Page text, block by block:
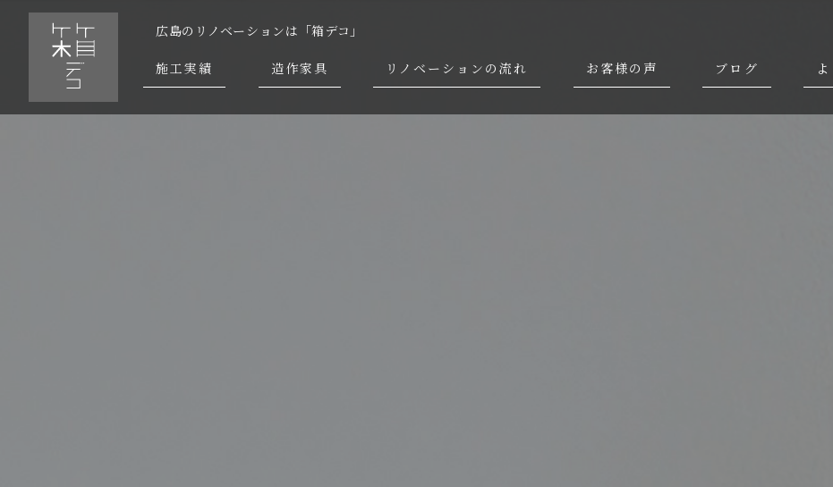
広島のリノベーションは「箱デコ」
施工実績 造作家具 リノベーションの流れ お客様の声 ブログ